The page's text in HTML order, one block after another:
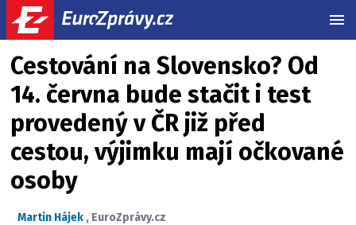
Cestování na Slovensko? Od
14. června bude stačit i test
provedený v ČR již před
cestou, výjimku mají očkované
osoby
Martin Hájek , EuroZprávy.cz